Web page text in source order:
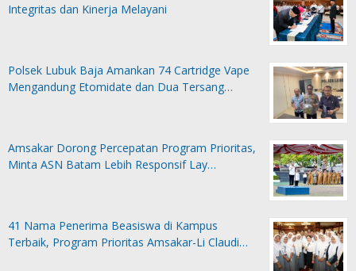
Integritas dan Kinerja Melayani
Polsek Lubuk Baja Amankan 74 Cartridge Vape
Mengandung Etomidate dan Dua Tersang…
Amsakar Dorong Percepatan Program Prioritas,
Minta ASN Batam Lebih Responsif Lay…
41 Nama Penerima Beasiswa di Kampus
Terbaik, Program Prioritas Amsakar-Li Claudi…